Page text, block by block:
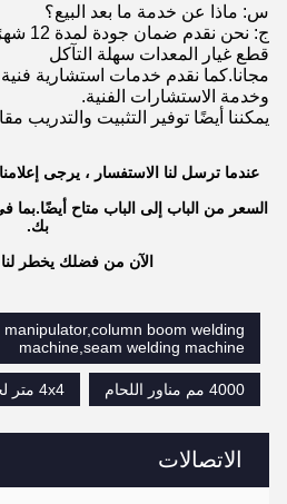
الاتصالات
س: ماذا عن خدمة ما بعد البيع؟
ج: نحن
قطع غيار المعدات سهلة التآكل
مجانا.كما نقدم خدمات استشارية
وخدمة الاستشارات الفنية.
يمكننا أيضًا توفير التثبيت والتدريب
عندما ترسل لنا الاستفسار ، يرجى
السعر من الباب إلى الباب متاح أيضًا.بما
بك.
الآن من فضلك يخطر
boom welding
machine,seam welding machine
4000 مم مناور اللحام 4x4 متر لحام المتلاعبين